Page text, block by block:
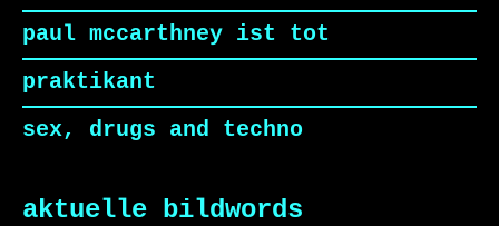
paul mccarthney ist tot
praktikant
sex, drugs and techno
aktuelle bildwords